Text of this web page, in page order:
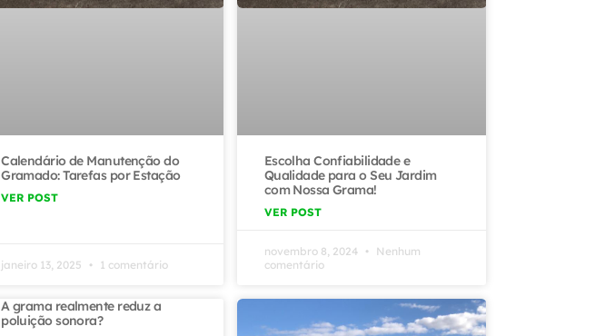
Calendário de Manutenção do
Gramado: Tarefas por Estação
VER POST
janeiro 13, 2025 1 comentário
Escolha Confiabilidade e
Qualidade para o Seu Jardim
com Nossa Grama!
VER POST
novembro 8, 2024
Nenhum
comentário
A grama realmente reduz a
poluição sonora?